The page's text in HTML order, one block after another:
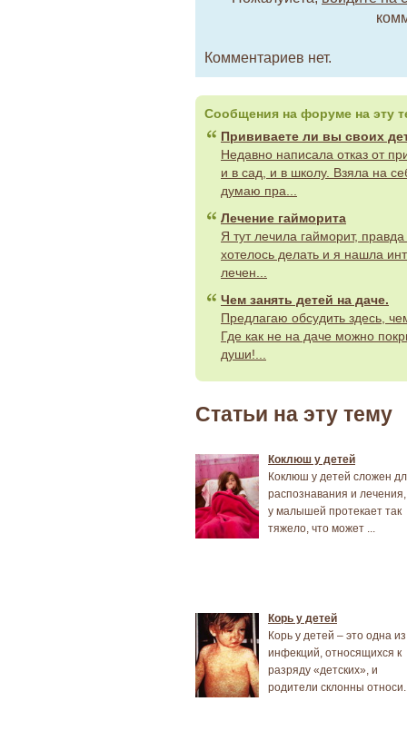
Комментариев нет.
Сообщения на форуме на эту
Прививаете ли вы своих
Недавно написала отказ от
и в сад, и в школу. Взяла на
думаю пра...
Лечение гайморита
Я тут лечила гайморит,
хотелось делать и я нашла
лечен...
Чем занять детей на даче.
Предлагаю обсудить здесь,
Где как не на даче можно
души!...
Статьи на эту тему
Коклюш у детей
Коклюш у детей сложен
распознавания и
у малышей протекает так
тяжело, что может ...
Корь у детей
Корь у детей – это одна из
инфекций, относящихся к
разряду «детских», и
родители склонны